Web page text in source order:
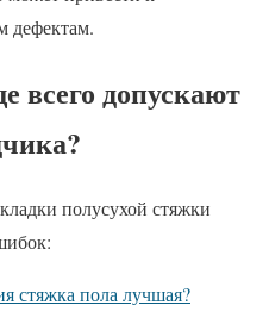
дефектам.
всего допускают
полусухой стяжки
стяжка пола лучшая?